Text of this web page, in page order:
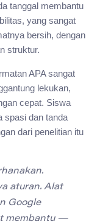
tanggal membantu
yang sangat
bersih, dengan
struktur.
APA sangat
lekukan,
cepat. Siswa
spasi dan tanda
dari penelitian itu
aturan. Alat
Google
membantu —